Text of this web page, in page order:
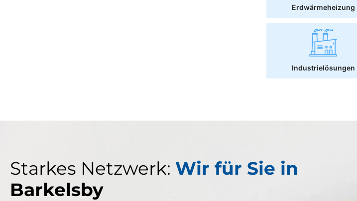
Erdwärmeheizung
Industrielösungen
Starkes Netzwerk: Wir für Sie in
Barkelsby